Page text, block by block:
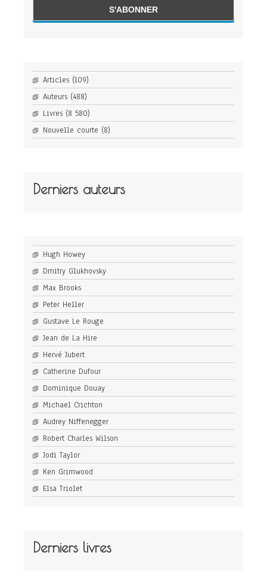
Articles (109)
Auteurs (488)
Livres (8 580)
Nouvelle courte (8)
Derniers auteurs
Hugh Howey
Dmitry Glukhovsky
Max Brooks
Peter Heller
Gustave Le Rouge
Jean de La Hire
Hervé Jubert
Catherine Dufour
Dominique Douay
Michael Crichton
Audrey Niffenegger
Robert Charles Wilson
Jodi Taylor
Ken Grimwood
Elsa Triolet
Derniers livres